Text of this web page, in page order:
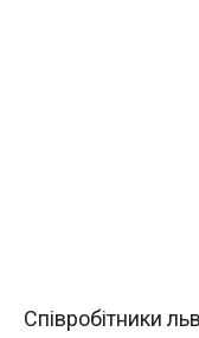
Співробітники